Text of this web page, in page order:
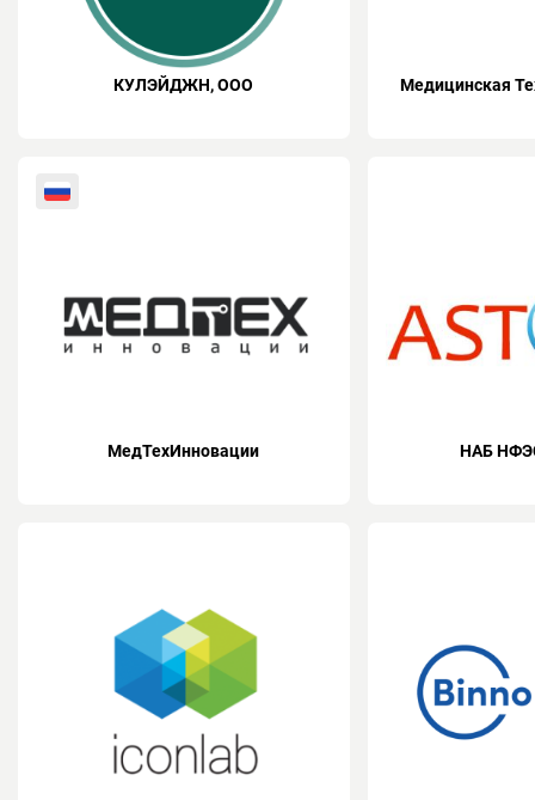
КУЛЭЙДЖН, ООО Медицинская
МедТехИнновации НАБ